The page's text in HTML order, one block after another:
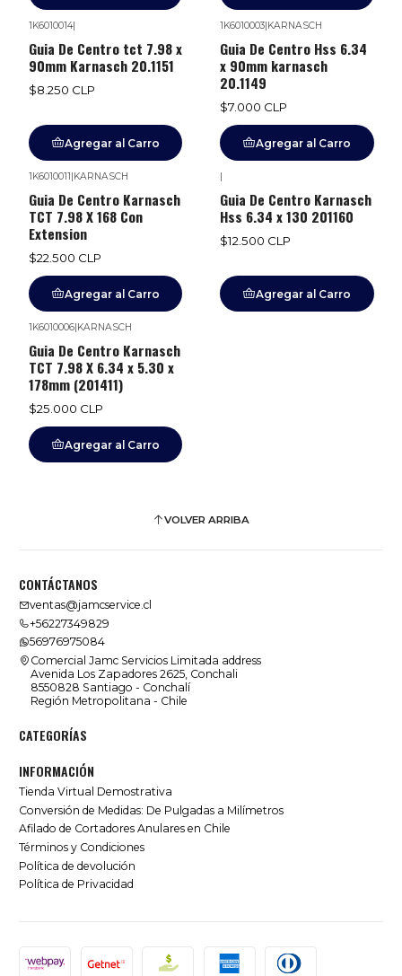
1K6010014|
Guia De Centro tct 7.98 x
90mm Karnasch 20.1151
$8.250 CLP
Agregar al Carro
1K6010003 KARNASCH
Guia De Centro Hss 6.34
x 90mm karnasch
20.1149
$7.000 CLP
Agregar al Carro
1K6010011 KARNASCH
Guia De Centro Karnasch
TCT 7.98 X 168 Con
Extension
$22.500 CLP
Agregar al Carro
Guia De Centro Karnasch
Hss 6.34 x 130 201160
$12.500 CLP
Agregar al Carro
1K6010006| KARNASCH
Guia De Centro Karnasch
TCT 7.98 X 6.34 x 5.30 x
178mm (201411)
$25.000 CLP
Agregar al Carro
VOLVER ARRIBA
CONTÁCTANOS
ventas@jamcservice.cl
+56227349829
56976975084
Comercial Jamc Servicios Limitada address
Avenida Los Zapadores 2625, Conchali
8550828 Santiago - Conchalí
Región Metropolitana - Chile
CATEGORÍAS
INFORMACIÓN
Tienda Virtual Demostrativa
Conversión de Medidas: De Pulgadas a Milímetros
Afilado de Cortadores Anulares en Chile
Términos y Condiciones
Política de devolución
Política de Privacidad